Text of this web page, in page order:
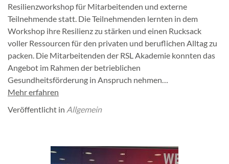
Resilienzworkshop für Mitarbeitenden und externe
Teilnehmende statt. Die Teilnehmenden lernten in dem
Workshop ihre Resilienz zu stärken und einen Rucksack
voller Ressourcen für den privaten und beruflichen Alltag zu
packen. Die Mitarbeitenden der RSL Akademie konnten das
Angebot im Rahmen der betrieblichen
Gesundheitsförderung in Anspruch nehmen…
Mehr erfahren
Veröffentlicht in Allgemein